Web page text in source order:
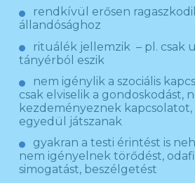
rendkívül erősen
állandósághoz
rituálék jellemzik – pl. csak
tányérból eszik
nem igénylik a szociális
csak elviselik a gondoskodást,
kezdeményeznek
egyedül játszanak
gyakran a testi érintést is
nem igényelnek törődést,
simogatást, beszélgetést